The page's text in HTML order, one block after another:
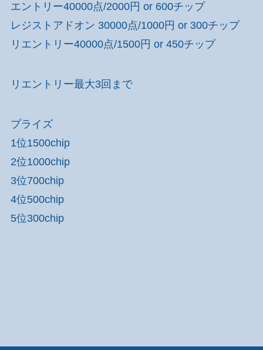
エントリー40000点/2000円 or 600チップ
レジストアドオン 30000点/1000円 or 300チップ
リエントリー40000点/1500円 or 450チップ
リエントリー最大3回まで
プライズ
1位1500chip
2位1000chip
3位700chip
4位500chip
5位300chip